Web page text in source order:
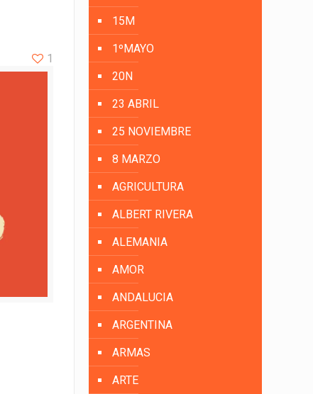
1
15M
1ºMAYO
20N
23 ABRIL
25 NOVIEMBRE
8 MARZO
AGRICULTURA
ALBERT RIVERA
ALEMANIA
AMOR
ANDALUCIA
ARGENTINA
ARMAS
ARTE